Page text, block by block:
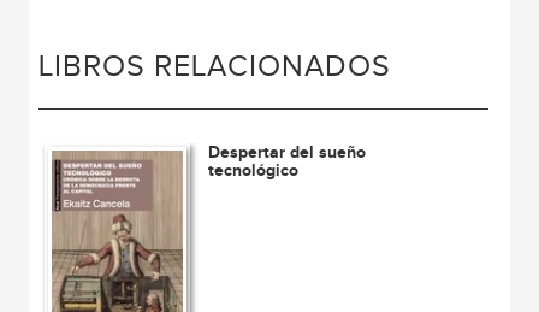
LIBROS RELACIONADOS
Despertar del sueño
tecnológico